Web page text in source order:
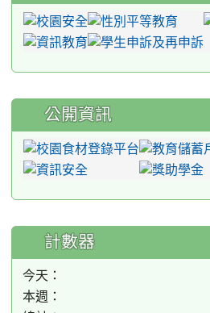
公開資訊
計數器
今天：
本週：